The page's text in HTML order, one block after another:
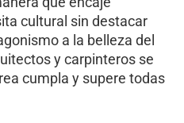
cultural sin destacar
a la belleza del
y carpinteros se
cumpla y supere todas